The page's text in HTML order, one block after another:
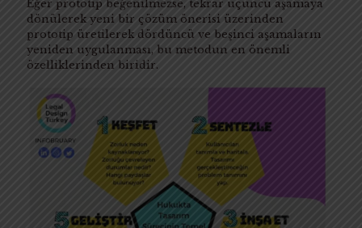
Eğer prototip beğenilmezse, tekrar üçüncü aşamaya
dönülerek yeni bir çözüm önerisi üzerinden
prototip üretilerek dördüncü ve beşinci aşamaların
yeniden uygulanması, bu metodun en önemli
özelliklerinden biridir.